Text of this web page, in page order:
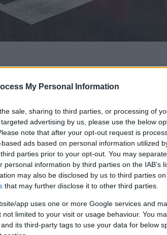
My Personal Information
sale, sharing to third parties, or processing of
advertising by us, please use the below
note that after your opt-out request is
ads based on personal information utilized
parties prior to your opt-out. You may
personal information by third parties on the IAB’s
may also be disclosed by us to third parties
that may further disclose it to other third parties.
app uses one or more Google services and
limited to your visit or usage behaviour. You
its third-party tags to use your data for below
estar operatives, incloent-hi la
carrer Verge del Pilar, a partir
a la normalitat, tot i que els
que encara estan en
potable
a dimecres), es duran a
subministrament
posada en marxa d’una